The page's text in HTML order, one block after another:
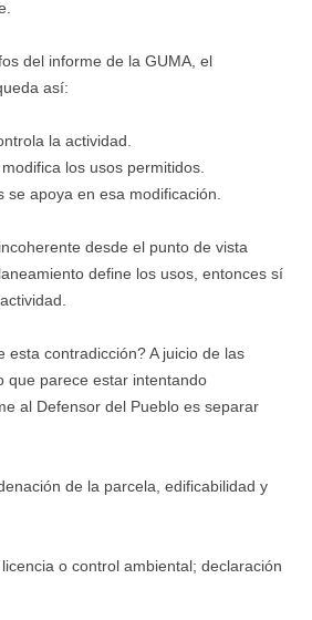
del informe de la GUMA, el
así:
la actividad.
los usos permitidos.
se apoya en esa modificación.
desde el punto de vista
define los usos, entonces sí
esta contradicción? A juicio de las
que parece estar intentando
al Defensor del Pueblo es separar
de la parcela, edificabilidad y
licencia o control ambiental; declaración